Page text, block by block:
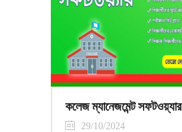
কলেজ ম্যানেজমেন্ট সফটওয়্যার
29/10/2024